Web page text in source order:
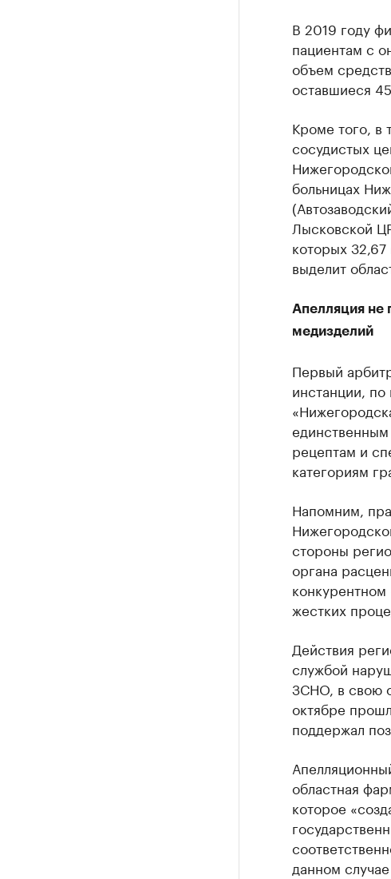
В 2019 году
пациентам с
объем
оставшиеся
Кроме того, в
сосудистых
больницах
Лысковской
которых
выделит
Апелляция не
медизделий
Первый
инстанции,
рецептам и
категориям
Напомним,
стороны
органа
жестких
Действия
службой
ЗСНО, в свою
октябре
поддержал
областная
которое
данном